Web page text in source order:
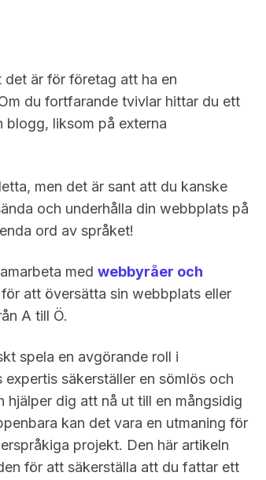
är för företag att ha en
du fortfarande tvivlar hittar du ett
blogg, liksom på externa
men det är sant att du kanske
och underhålla din webbplats på
ord av språket!
med webbyråer och
att översätta sin webbplats eller
A till Ö.
spela en avgörande roll i
säkerställer en sömlös och
dig att nå ut till en mångsidig
kan det vara en utmaning för
projekt. Den här artikeln
för att säkerställa att du fattar ett